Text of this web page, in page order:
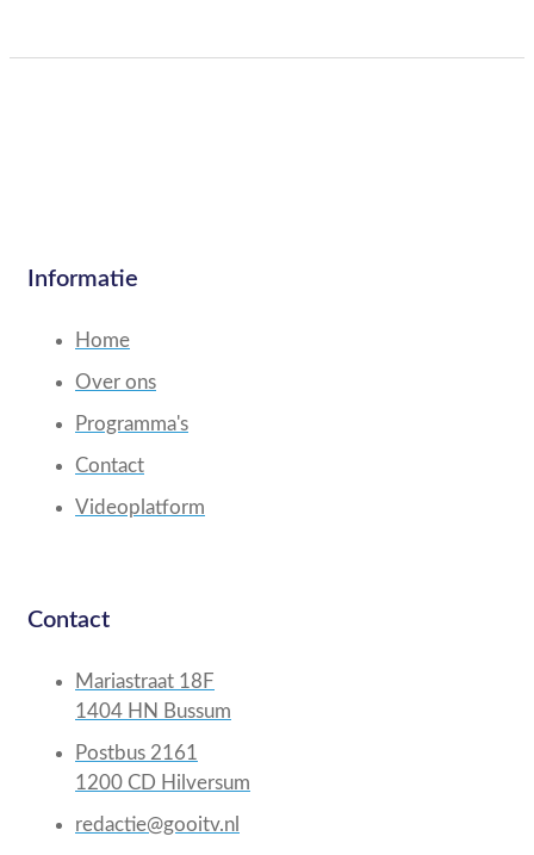
Informatie
Home
Over ons
Programma's
Contact
Videoplatform
Contact
Mariastraat 18F
1404 HN Bussum
Postbus 2161
1200 CD Hilversum
redactie@gooitv.nl